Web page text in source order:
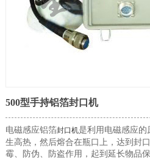
500型手持铝箔封口机
电磁感应铝箔封口机是利用电磁感应的
生高热，然后熔合在瓶口上，达到封
霉、防伪、防盗作用，起到延长物品